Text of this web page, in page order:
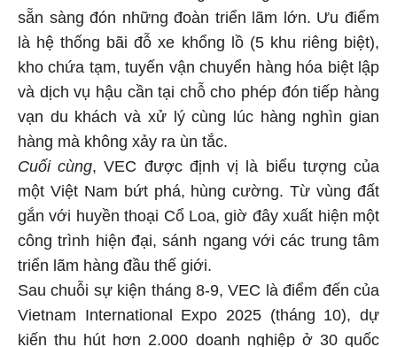
sẵn sàng đón những đoàn triển lãm lớn. Ưu điểm
là hệ thống bãi đỗ xe khổng lồ (5 khu riêng biệt),
kho chứa tạm, tuyến vận chuyển hàng hóa biệt lập
và dịch vụ hậu cần tại chỗ cho phép đón tiếp hàng
vạn du khách và xử lý cùng lúc hàng nghìn gian
hàng mà không xảy ra ùn tắc.
Cuối cùng , VEC được định vị là biểu tượng của
một Việt Nam bứt phá, hùng cường. Từ vùng đất
gắn với huyền thoại Cổ Loa, giờ đây xuất hiện một
công trình hiện đại, sánh ngang với các trung tâm
triển lãm hàng đầu thế giới.
Sau chuỗi sự kiện tháng 8-9, VEC là điểm đến của
Vietnam International Expo 2025 (tháng 10), dự
kiến thu hút hơn 2.000 doanh nghiệp ở 30 quốc